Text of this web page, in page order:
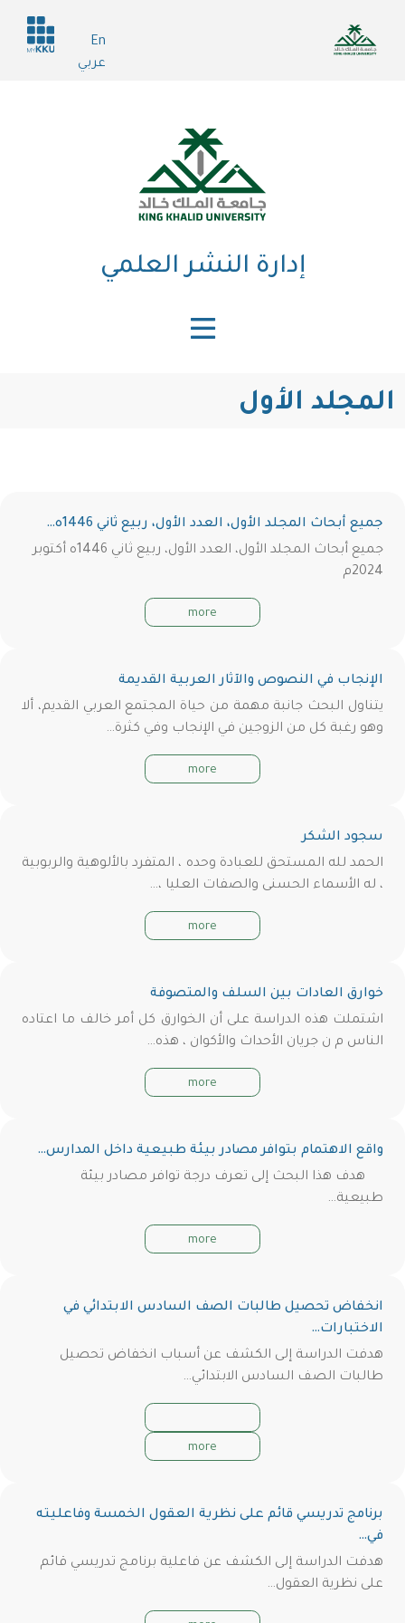
المحتوى
En
عربي
Header
services
إدارة النشر العلمي
المجلد الأول
جميع أبحاث المجلد الأول، العدد الأول، ربيع ثاني 1446ه…
جميع أبحاث المجلد الأول، العدد الأول، ربيع ثاني 1446ه أكتوبر
2024م
more
الإنجاب في النصوص والآثار العربية القديمة
يتناول البحث جانبة مهمة من حياة المجتمع العربي القديم، ألا
وهو رغبة كل من الزوجين في الإنجاب وفي كثرة…
more
سجود الشكر
الحمد لله المستحق للعبادة وحده ، المتفرد بالألوهية والربوبية
، له الأسماء الحسنى والصفات العليا ،…
more
خوارق العادات بين السلف والمتصوفة
اشتملت هذه الدراسة على أن الخوارق كل أمر خالف ما اعتاده
الناس م ن جريان الأحداث والأكوان ، هذه…
more
واقع الاهتمام بتوافر مصادر بيئة طبيعية داخل المدارس…
هدف هذا البحث إلى تعرف درجة توافر مصادر بيئة
طبيعية…
more
انخفاض تحصيل طالبات الصف السادس الابتدائي في
الاختبارات…
هدفت الدراسة إلى الكشف عن أسباب انخفاض تحصيل
طالبات الصف السادس الابتدائي…
more
برنامج تدريسي قائم على نظرية العقول الخمسة وفاعليته
في…
هدفت الدراسة إلى الكشف عن فاعلية برنامج تدريسي قائم
على نظرية العقول…